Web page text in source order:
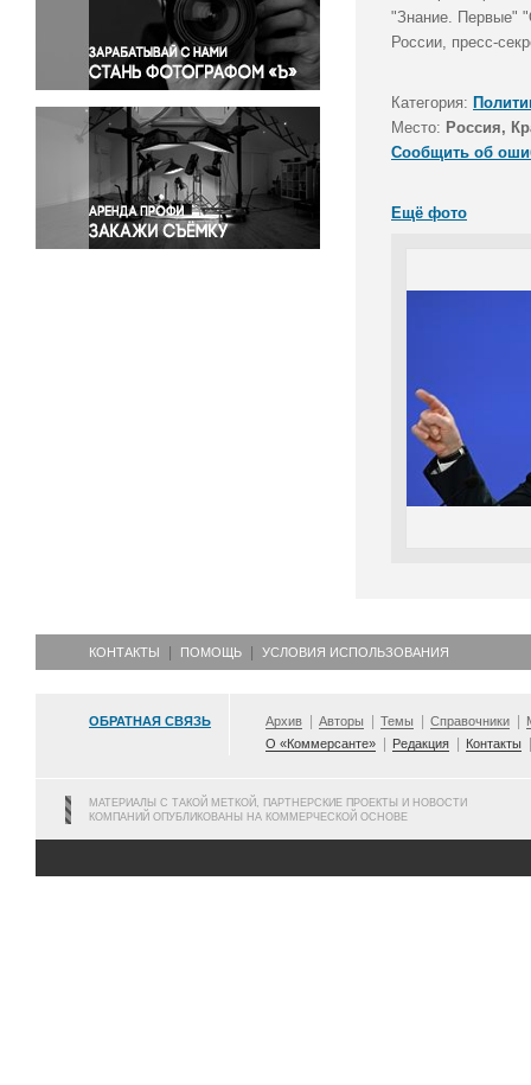
Правосудие
Происшествия и конфликты
Религия
Светская жизнь
Спорт
Экология
Экономика и бизнес
"Знание. Первые"
России, пресс-
Категория:
Место: Россия,
Сообщить об
Ещё фото
КОНТАКТЫ ПОМОЩЬ УСЛОВИЯ ИСПОЛЬЗОВАНИЯ
ОБРАТНАЯ СВЯЗЬ Архив Авторы Темы Справочники
О «Коммерсанте»
Редакция Контакты
МАТЕРИАЛЫ С ТАКОЙ МЕТКОЙ, ПАРТНЕРСКИЕ ПРОЕКТЫ И НОВОСТИ
КОМПАНИЙ ОПУБЛИКОВАНЫ НА КОММЕРЧЕСКОЙ ОСНОВЕ